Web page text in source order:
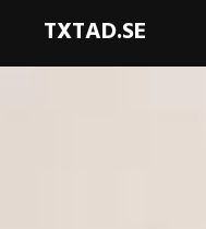
TXTAD.SE